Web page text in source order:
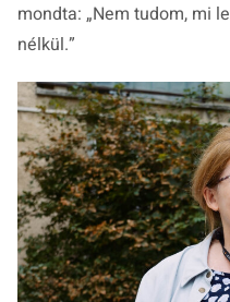
mondta: „Nem tudom, mi
nélkül.”